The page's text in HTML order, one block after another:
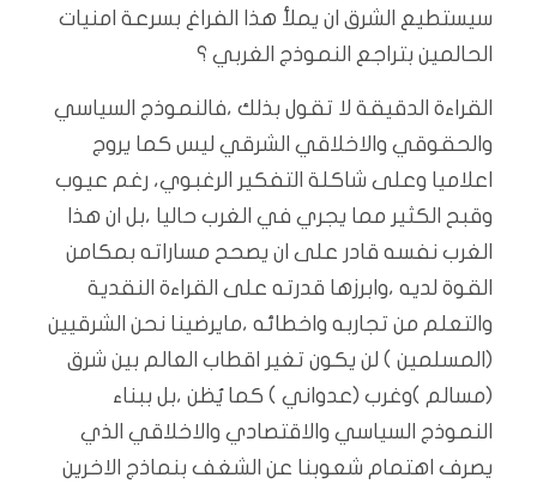
سيستطيع الشرق ان يملأ هذا الفراغ بسرعة امنيات
الحالمين بتراجع النموذج الغربي ؟
القراءة الدقيقة لا تقول بذلك ،فالنموذج السياسي
والحقوقي والاخلاقي الشرقي ليس كما يروج
اعلاميا وعلى شاكلة التفكير الرغبوي، رغم عيوب
وقبح الكثير مما يجري في الغرب حاليا ،بل ان هذا
الغرب نفسه قادر على ان يصحح مساراته بمكامن
القوة لديه ،وابرزها قدرته على القراءة النقدية
والتعلم من تجاربه واخطائه ،مايرضينا نحن الشرقيين
(المسلمين ) لن يكون تغير اقطاب العالم بين شرق
(مسالم )وغرب (عدواني ) كما يُظن ،بل ببناء
النموذج السياسي والاقتصادي والاخلاقي الذي
يصرف اهتمام شعوبنا عن الشغف بنماذج الاخرين